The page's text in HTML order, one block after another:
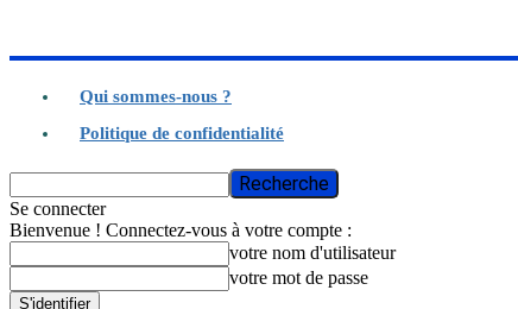
Qui sommes-nous ?
Politique de confidentialité
Se connecter
Bienvenue ! Connectez-vous à votre compte :
votre nom d'utilisateur
votre mot de passe